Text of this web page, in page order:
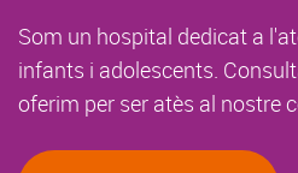
Som un hospital dedicat a
infants i adolescents.
oferim per ser atès al nostre